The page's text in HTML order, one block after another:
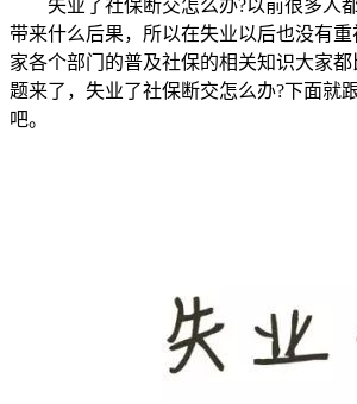
失业了社保断交怎么办?以前很多人
带来什么后果，所以在失业以后也没有重
家各个部门的普及社保的相关知识大家
题来了，失业了社保断交怎么办?下面就
吧。